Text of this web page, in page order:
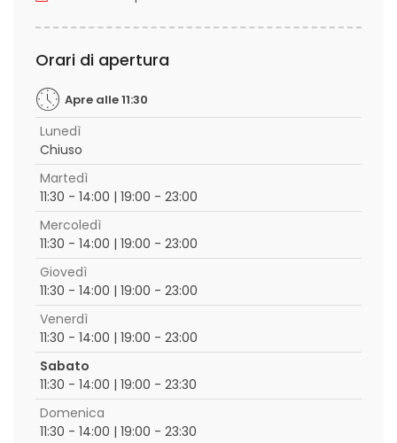
Orari di apertura
Apre alle 11:30
Lunedì
Chiuso
Martedì
11:30 - 14:00 | 19:00 - 23:00
Mercoledì
11:30 - 14:00 | 19:00 - 23:00
Giovedì
11:30 - 14:00 | 19:00 - 23:00
Venerdì
11:30 - 14:00 | 19:00 - 23:00
Sabato
11:30 - 14:00 | 19:00 - 23:30
Domenica
11:30 - 14:00 | 19:00 - 23:30